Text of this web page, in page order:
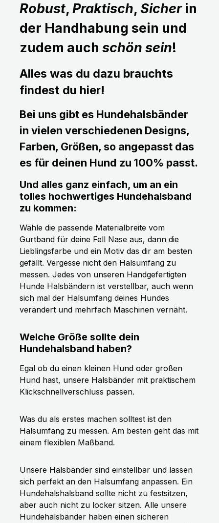
Robust, Praktisch, Sicherin
der Handhabung sein und
zudem auch schön sein!
Alles was du dazu brauchts
findest du hier!
Bei uns gibt es Hundehalsbänder
in vielen verschiedenen Designs,
Farben, Größen, so angepasst das
es für deinen Hund zu 100% passt.
Und alles ganz einfach, um an ein
tolles hochwertiges Hundehalsband
zu kommen:
Wähle die passende Materialbreite vom
Gurtband für deine Fell Nase aus, dann die
Lieblingsfarbe und ein Motiv das dir am besten
gefällt. Vergesse nicht den Halsumfang zu
messen. Jedes von unseren Handgefertigten
Hunde Halsbändern ist verstellbar, auch wenn
sich mal der Halsumfang deines Hundes
verändert und mehrfach Maschinen vernäht.
Welche Größe sollte dein
Hundehalsband haben?
Egal ob du einen kleinen Hund oder großen
Hund hast, unsere Halsbänder mit praktischem
Klickschnellverschluss passen.
Was du als erstes machen solltest ist den
Halsumfang zu messen. Am besten geht das mit
einem flexiblen Maßband.
Unsere Halsbänder sind einstellbar und lassen
sich perfekt an den Halsumfang anpassen. Ein
Hundehalshalsband sollte nicht zu festsitzen,
aber auch nicht zu locker sitzen. Alle unsere
Hundehalsbänder haben einen sicheren